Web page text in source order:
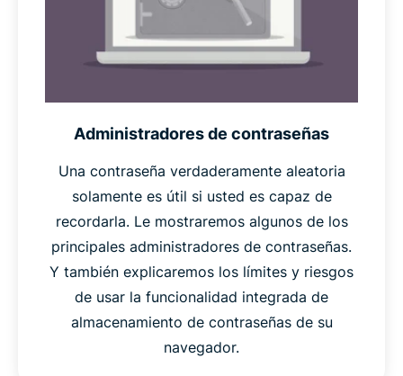
Administradores de contraseñas
Una contraseña verdaderamente aleatoria
solamente es útil si usted es capaz de
recordarla. Le mostraremos algunos de los
principales administradores de contraseñas.
Y también explicaremos los límites y riesgos
de usar la funcionalidad integrada de
almacenamiento de contraseñas de su
navegador.